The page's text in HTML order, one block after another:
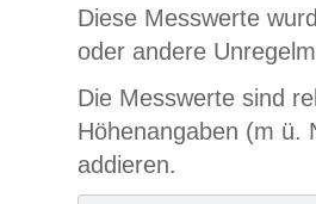
Diese Messwerte
oder andere
Die Messwerte sind
Höhenangaben (m ü.
addieren.